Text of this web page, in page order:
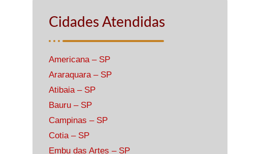
Cidades Atendidas
Americana – SP
Araraquara – SP
Atibaia – SP
Bauru – SP
Campinas – SP
Cotia – SP
Embu das Artes – SP